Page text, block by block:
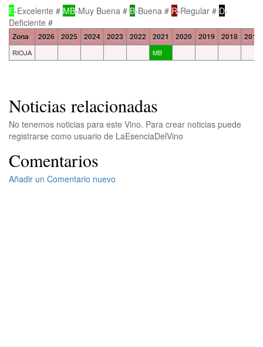
E-Excelente # MB-Muy Buena # B-Buena # R-Regular # D-
Deficiente #
Zona 2026 2025 2024 2023 2022 2021 2020 2019 2018 2017
RIOJA MB
Noticias relacionadas
No tenemos noticias para este Vino. Para crear noticias puede
registrarse como usuario de LaEsenciaDelVino
Comentarios
Añadir un Comentario nuevo